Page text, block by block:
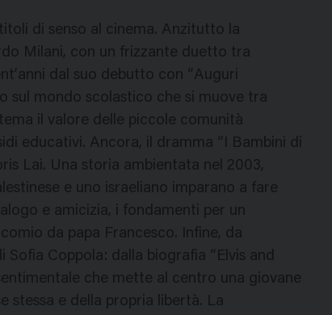
di senso al cinema. Anzitutto la
Milani, con un frizzante duetto tra
dal suo debutto con “Auguri
sul mondo scolastico che si muove tra
il valore delle piccole comunità
educativi. Ancora, il dramma “I Bambini di
Lai. Una storia ambientata nel 2003,
e uno israeliano imparano a fare
e amicizia, i fondamenti per un
da papa Francesco. Infine, da
Sofia Coppola: dalla biografia “Elvis and
che mette al centro una giovane
stessa e della propria libertà. La